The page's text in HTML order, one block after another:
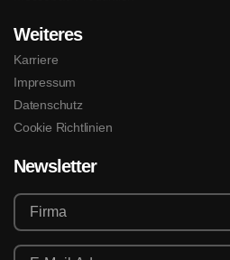
Weiteres
Karriere
Impressum
Datenschutz
Cookie Richtlinien
Newsletter